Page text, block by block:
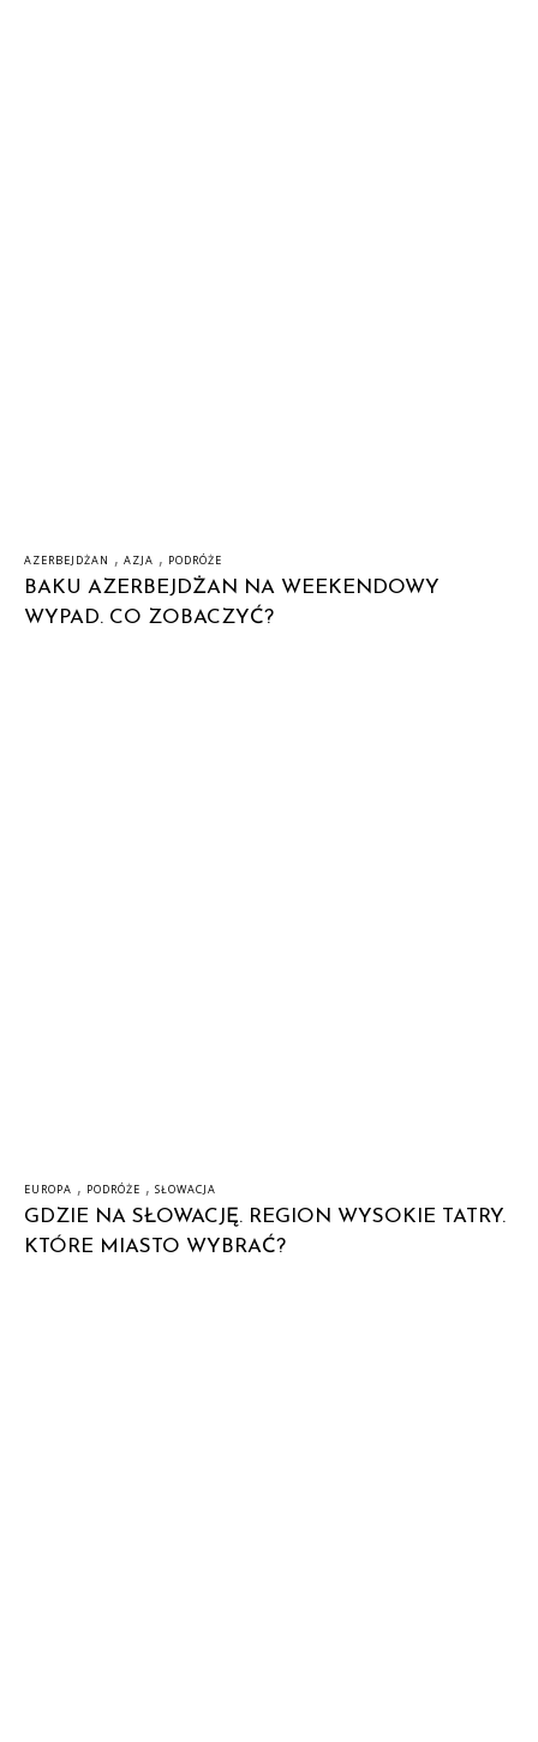
AZERBEJDŻAN , AZJA , PODRÓŻE
BAKU AZERBEJDŻAN NA WEEKENDOWY
WYPAD. CO ZOBACZYĆ?
EUROPA , PODRÓŻE , SŁOWACJA
GDZIE NA SŁOWACJĘ. REGION WYSOKIE TATRY.
KTÓRE MIASTO WYBRAĆ?